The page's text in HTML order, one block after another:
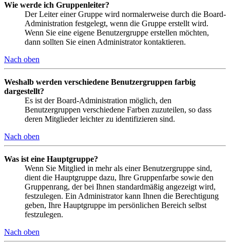
Wie werde ich Gruppenleiter?
Der Leiter einer Gruppe wird normalerweise durch die Board-
Administration festgelegt, wenn die Gruppe erstellt wird.
Wenn Sie eine eigene Benutzergruppe erstellen möchten,
dann sollten Sie einen Administrator kontaktieren.
Nach oben
Weshalb werden verschiedene Benutzergruppen farbig
dargestellt?
Es ist der Board-Administration möglich, den
Benutzergruppen verschiedene Farben zuzuteilen, so dass
deren Mitglieder leichter zu identifizieren sind.
Nach oben
Was ist eine Hauptgruppe?
Wenn Sie Mitglied in mehr als einer Benutzergruppe sind,
dient die Hauptgruppe dazu, Ihre Gruppenfarbe sowie den
Gruppenrang, der bei Ihnen standardmäßig angezeigt wird,
festzulegen. Ein Administrator kann Ihnen die Berechtigung
geben, Ihre Hauptgruppe im persönlichen Bereich selbst
festzulegen.
Nach oben